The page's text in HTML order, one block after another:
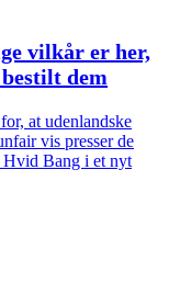
vilkår er her,
dem
at udenlandske
vis presser de
Hvid Bang i et nyt